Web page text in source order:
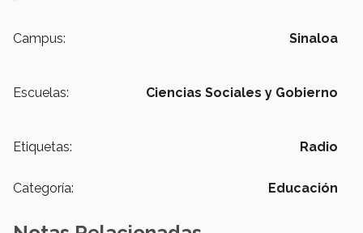
Campus: Sinaloa
Escuelas: Ciencias Sociales y Gobierno
Etiquetas: Radio
Categoría: Educación